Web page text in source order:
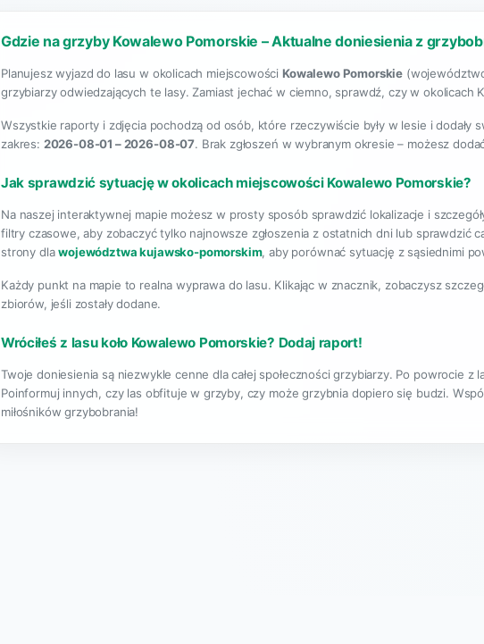
Gdzie na grzyby Kowalewo Pomorskie – Aktualne doniesienia z
Planujesz wyjazd do lasu w okolicach miejscowości Kowalewo Pomorskie
grzybiarzy odwiedzających te lasy. Zamiast jechać w ciemno, sprawdź, czy w
Wszystkie raporty i zdjęcia pochodzą od osób, które rzeczywiście były w lesie i dodały
zakres: 2026-08-01 – 2026-08-07. Brak zgłoszeń w wybranym okresie – możesz
Jak sprawdzić sytuację w okolicach miejscowości Kowalewo Pomorskie?
Na naszej interaktywnej mapie możesz w prosty sposób sprawdzić lokalizacje i
filtry czasowe, aby zobaczyć tylko najnowsze zgłoszenia z ostatnich dni lub sprawdzić
strony dlawojewództwa kujawsko-pomorskim, aby porównać sytuację z sąsiednimi
Każdy punkt na mapie to realna wyprawa do lasu. Klikając w znacznik, zobaczysz
zbiorów, jeśli zostały dodane.
Wróciłeś z lasu koło Kowalewo Pomorskie? Dodaj raport!
Twoje doniesienia są niezwykle cenne dla całej społeczności grzybiarzy. Po powrocie
Poinformuj innych, czy las obfituje w grzyby, czy może grzybnia dopiero się budzi.
miłośników grzybobrania!